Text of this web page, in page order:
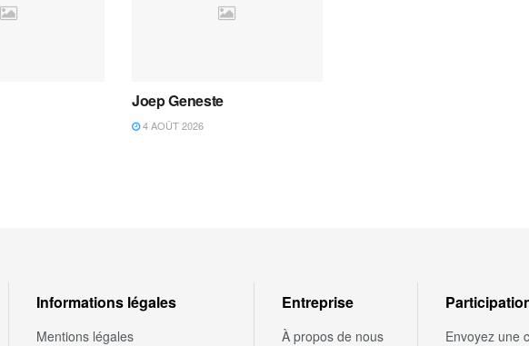
Joep Geneste
4 AOÛT 2026
Informations légales
Mentions légales
Entreprise
À propos de nous Envoyez une